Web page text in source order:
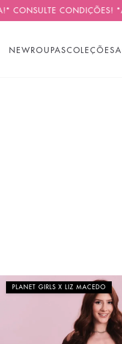
CONDIÇÕES!
NEWROUPASCOLEÇÕES
PLANET GIRLS X LIZ MACEDO